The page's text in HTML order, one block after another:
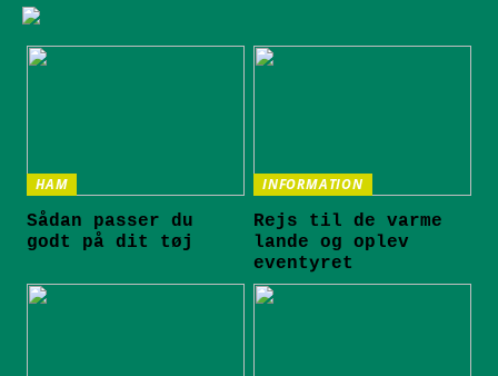
HAM
Sådan passer du
godt på dit tøj
INFORMATION
Rejs til de varme
lande og oplev
eventyret